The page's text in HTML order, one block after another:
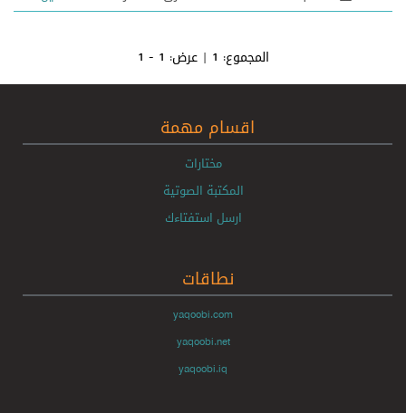
المجموع: 1 | عرض: 1 - 1
اقسام مهمة
مختارات
المكتبة الصوتية
ارسل استفتاءك
نطاقات
yaqoobi.com
yaqoobi.net
yaqoobi.iq